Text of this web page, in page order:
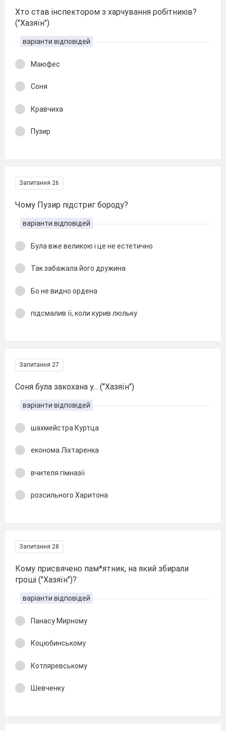
Хто став інспектором з харчування робітників?
("Хазяїн")
варіанти відповідей
Маюфес
Соня
Кравчиха
Пузир
Запитання 26
Чому Пузир підстриг бороду?
варіанти відповідей
Була вже великою і це не естетично
Так забажала його дружина
Бо не видно ордена
підсмалив її, коли курив люльку
Запитання 27
Соня була закохана у... ("Хазяїн")
варіанти відповідей
шахмейстра Куртца
економа Ліхтаренка
вчителя гімназії
розсильного Харитона
Запитання 28
Кому присвячено пам*ятник, на який збирали
гроші ("Хазяїн")?
варіанти відповідей
Панасу Мирному
Коцюбинському
Котляревському
Шевченку